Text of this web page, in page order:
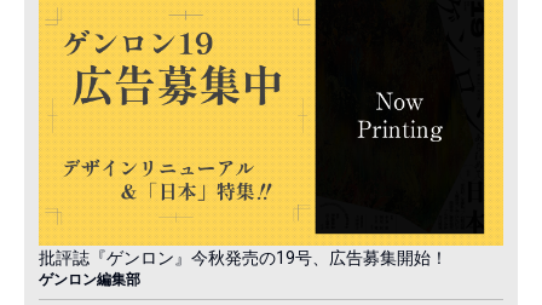
批評誌『ゲンロン』今秋発売の19号、広告募集開始！
ゲンロン編集部